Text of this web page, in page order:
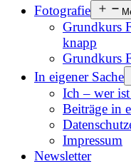
Fotografie
Grundkurs
knapp
Grundkurs
In eigener Sache
Ich – wer
Beiträge in
Impressum
Newsletter